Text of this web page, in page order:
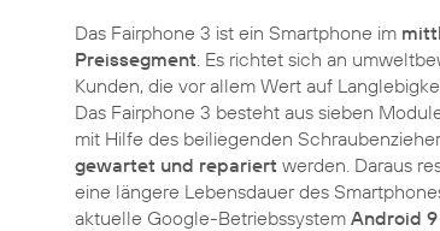
Das Fairphone 3 ist ein Smartphone im
Preissegment. Es richtet sich an
Kunden, die vor allem Wert auf
Das Fairphone 3 besteht aus sieben
mit Hilfe des beiliegenden
gewartet und repariert werden. Daraus
eine längere Lebensdauer des
aktuelle Google-Betriebssystem Android 9